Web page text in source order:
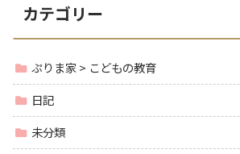
カテゴリー
ぷりま家 > こどもの教育
日記
未分類